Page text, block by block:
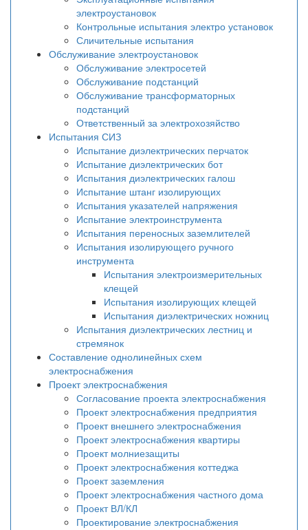
электроустановок
Контрольные испытания электро установок
Сличительные испытания
Обслуживание электроустановок
Обслуживание электросетей
Обслуживание подстанций
Обслуживание трансформаторных
подстанций
Ответственный за электрохозяйство
Испытания СИЗ
Испытание диэлектрических перчаток
Испытание диэлектрических бот
Испытания диэлектрических галош
Испытание штанг изолирующих
Испытания указателей напряжения
Испытание электроинструмента
Испытания переносных заземлителей
Испытания изолирующего ручного
инструмента
Испытания электроизмерительных
клещей
Испытания изолирующих клещей
Испытания диэлектрических ножниц
Испытания диэлектрических лестниц и
стремянок
Составление однолинейных схем
электроснабжения
Проект электроснабжения
Согласование проекта электроснабжения
Проект электроснабжения предприятия
Проект внешнего электроснабжения
Проект электроснабжения квартиры
Проект молниезащиты
Проект электроснабжения коттеджа
Проект заземления
Проект электроснабжения частного дома
Проект ВЛ/КЛ
Проектирование электроснабжения